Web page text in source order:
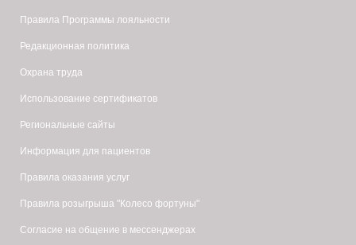
Правила Программы лояльности
Редакционная политика
Охрана труда
Использование сертификатов
Региональные сайты
Информация для пациентов
Правила оказания услуг
Правила розыгрыша "Колесо фортуны"
Согласие на общение в мессенджерах